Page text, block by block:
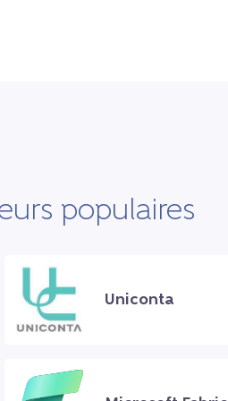
populaires
Uniconta